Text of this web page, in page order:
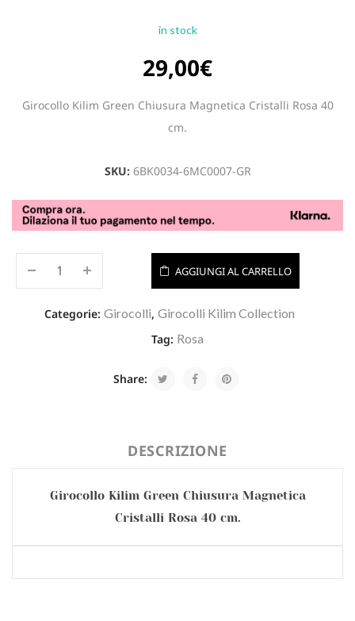
in stock
29,00€
Girocollo Kilim Green Chiusura Magnetica Cristalli Rosa 40
cm.
SKU: 6BK0034-6MC0007-GR
AGGIUNGI AL CARRELLO
Categorie: Girocolli, Girocolli Kilim Collection
Tag: Rosa
Share:
DESCRIZIONE
Girocollo Kilim Green Chiusura Magnetica
Cristalli Rosa 40 cm.